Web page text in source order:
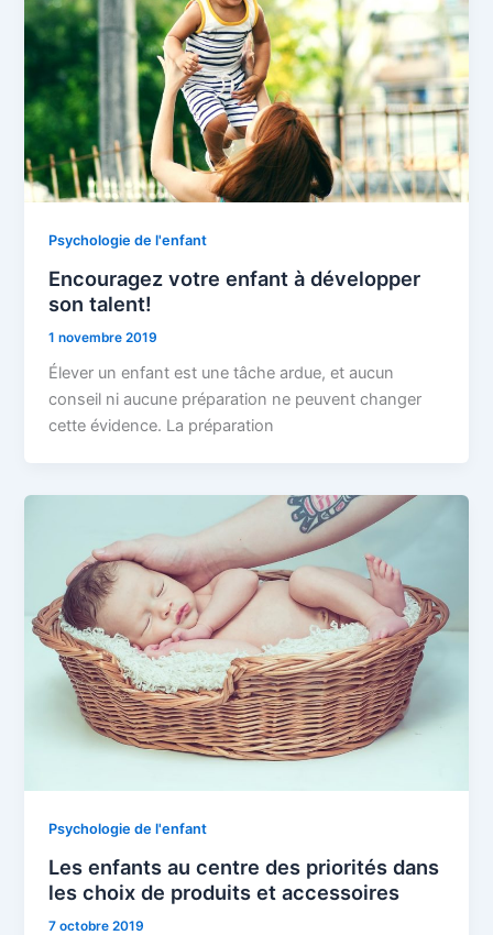
Psychologie de l'enfant
Encouragez votre enfant à développer
son talent!
1 novembre 2019
Élever un enfant est une tâche ardue, et aucun
conseil ni aucune préparation ne peuvent changer
cette évidence. La préparation
Psychologie de l'enfant
Les enfants au centre des priorités dans
les choix de produits et accessoires
7 octobre 2019